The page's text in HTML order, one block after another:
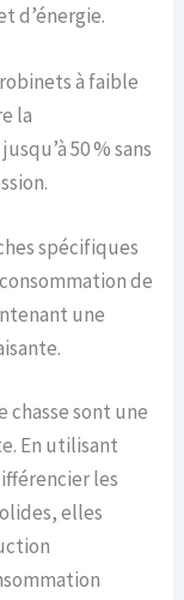
d’énergie.
à faible
la
50 % sans
spécifiques
de
une
sont une
En utilisant
les
elles